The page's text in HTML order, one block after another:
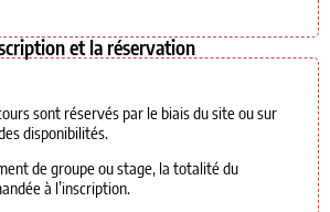
et la réservation
sont réservés par le biais du site ou sur
disponibilités.
de groupe ou stage, la totalité du
à l’inscription.